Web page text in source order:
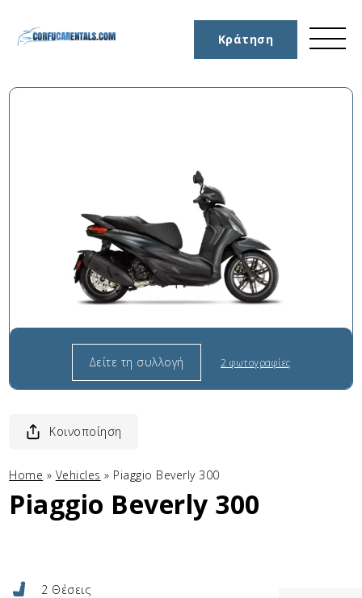
Κράτηση
Δείτε τη συλλογή 2 φωτογραφίες
Home » Vehicles » Piaggio Beverly 300
Piaggio Beverly 300
Κοινοποίηση
2 Θέσεις